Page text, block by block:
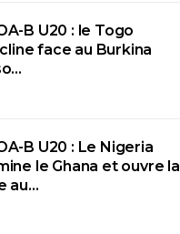
B U20 : le Togo
face au Burkina
B U20 : Le Nigeria
le Ghana et ouvre la
au…